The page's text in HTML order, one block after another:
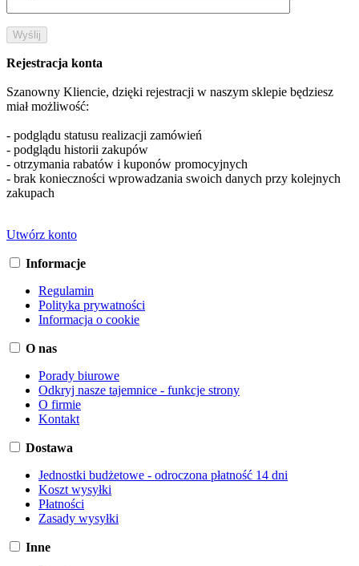
Rejestracja konta
Szanowny Kliencie, dzięki rejestracji w naszym sklepie będziesz
miał możliwość:
- podglądu statusu realizacji zamówień
- podglądu historii zakupów
- otrzymania rabatów i kuponów promocyjnych
- brak konieczności wprowadzania swoich danych przy kolejnych
zakupach
Utwórz konto
Informacje
Regulamin
Polityka prywatności
Informacja o cookie
O nas
Porady biurowe
Odkryj nasze tajemnice - funkcje strony
O firmie
Kontakt
Dostawa
Jednostki budżetowe - odroczona płatność 14 dni
Koszt wysyłki
Płatności
Zasady wysyłki
Inne